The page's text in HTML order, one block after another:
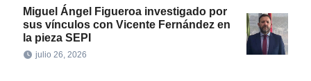
Miguel Ángel Figueroa investigado por
sus vínculos con Vicente Fernández en
la pieza SEPI
julio 26, 2026